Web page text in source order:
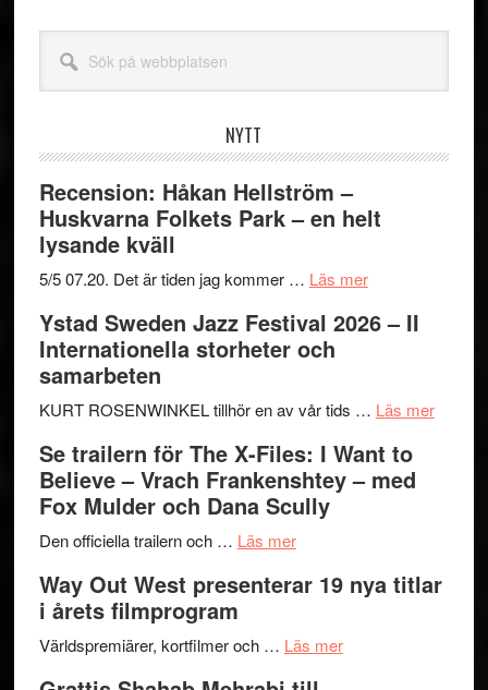
webbplatsen
NYTT
Recension: Håkan Hellström –
Huskvarna Folkets Park – en helt
lysande kväll
5/5 07.20. Det är tiden jag kommer … Läs merom
Håkan
Huskvarna
Park
–
kväll
Ystad Sweden Jazz Festival 2026 – II
Internationella storheter och
samarbeten
KURT ROSENWINKEL tillhör en av vår tids … Läs merom
II
Se trailern för The X-Files: I Want to
Believe – Vrach Frankenshtey – med
Fox Mulder och Dana Scully
Den officiella trailern och … Läs merom
trailern
The
Way Out West presenterar 19 nya titlar
i årets filmprogram
Världspremiärer, kortfilmer och … Läs merom